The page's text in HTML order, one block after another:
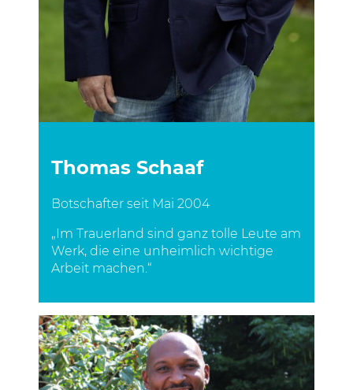
Thomas Schaaf
Botschafter seit Mai 2004
„Im Trauerland sind ganz tolle Leute am
Werk, die eine unheimlich wichtige
Arbeit machen.“